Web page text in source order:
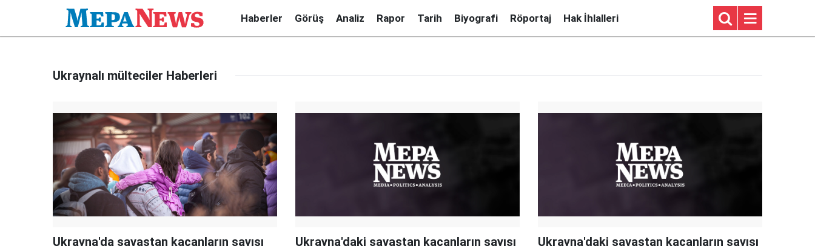
Haberler Görüş Analiz Rapor Tarih Biyografi Röportaj Hak İhlalleri
Ukraynalı mülteciler Haberleri
Ukrayna'da savaştan kaçanların sayısı
Ukrayna'daki savaştan kaçanların sayısı
Ukrayna'daki savaştan kaçanların sayısı